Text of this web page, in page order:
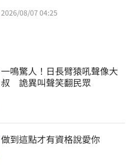
2026/08/07 04:25
一鳴驚人！日長臂猿吼聲像大
叔 詭異叫聲笑翻民眾
做到這點才有資格說愛你